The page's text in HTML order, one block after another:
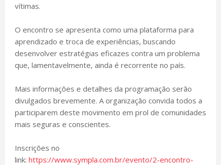
vítimas.
O encontro se apresenta como uma plataforma para
aprendizado e troca de experiências, buscando
desenvolver estratégias eficazes contra um problema
que, lamentavelmente, ainda é recorrente no país.
Mais informações e detalhes da programação serão
divulgados brevemente. A organização convida todos a
participarem deste movimento em prol de comunidades
mais seguras e conscientes.
Inscrições no
link: https://www.sympla.com.br/evento/2-encontro-